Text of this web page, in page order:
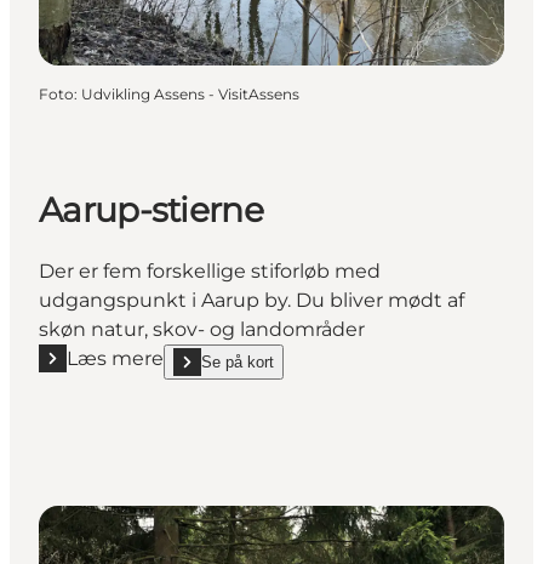
Foto: Udvikling Assens - VisitAssens
Aarup-stierne
Der er fem forskellige stiforløb med
udgangspunkt i Aarup by. Du bliver mødt af
skøn natur, skov- og landområder
Læs mere
Læs mere "Aarup-stierne"
Se på kort
show Aarup-stierne on_map